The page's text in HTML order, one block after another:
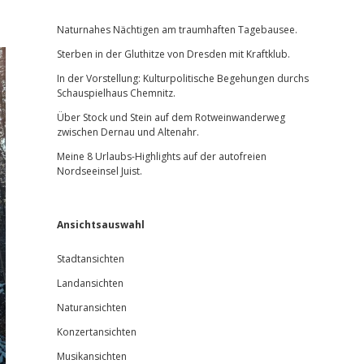
Naturnahes Nächtigen am traumhaften Tagebausee.
Sterben in der Gluthitze von Dresden mit Kraftklub.
In der Vorstellung: Kulturpolitische Begehungen durchs
Schauspielhaus Chemnitz.
Über Stock und Stein auf dem Rotweinwanderweg
zwischen Dernau und Altenahr.
Meine 8 Urlaubs-Highlights auf der autofreien
Nordseeinsel Juist.
Ansichtsauswahl
Stadtansichten
Landansichten
Naturansichten
Konzertansichten
Musikansichten